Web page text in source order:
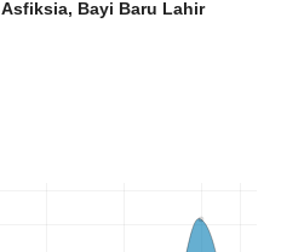
Bayi Baru Lahir